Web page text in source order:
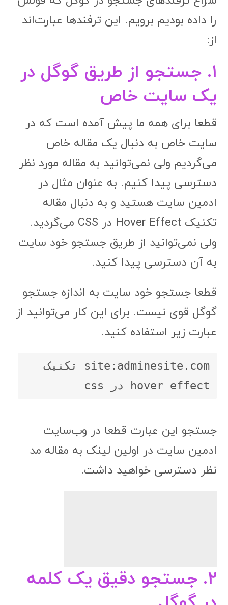
را داده بودیم برویم. این ترفندها عبارت‌اند
از:
۱. جستجو از طریق گوگل در
یک سایت خاص
قطعا برای همه ما پیش آمده است که در
سایت خاص به دنبال یک مقاله خاص
می‌گردیم ولی نمی‌توانید به مقاله مورد نظر
دسترسی پیدا کنیم. به عنوان مثال در
ادمین سایت هستید و به دنبال مقاله
تکنیک Hover Effect در CSS می‌گردید.
ولی نمی‌توانید از طریق جستجو خود سایت
به آن دسترسی پیدا کنید.
قطعا جستجو خود سایت به اندازه جستجو
گوگل قوی نیست. برای این کار می‌توانید از
عبارت زیر استفاده کنید.
site:adminesite.com تکنیک
hover effect در css
جستجو این عبارت قطعا در وب‌سایت
ادمین سایت در اولین لینک به مقاله مد
نظر دسترسی خواهید داشت.
در گوگل
زمانی که یک کلمه را در گوگل جستجو